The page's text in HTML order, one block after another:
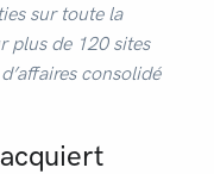
sur toute la
plus de 120 sites
consolidé